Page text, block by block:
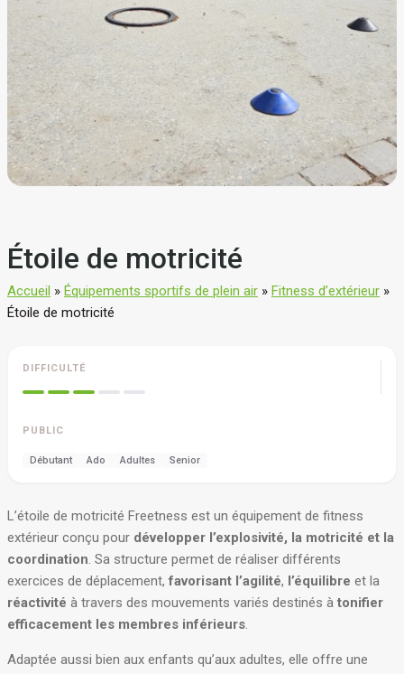
Étoile de motricité
Accueil » Équipements sportifs de plein air » Fitness d’extérieur »
Étoile de motricité
DIFFICULTÉ
PUBLIC
Débutant Ado Adultes Senior
L’étoile de motricité Freetness est un équipement de fitness
extérieur conçu pour développer l’explosivité, la motricité et la
coordination. Sa structure permet de réaliser différents
exercices de déplacement,favorisant l’agilité, l’équilibre et la
réactivité à travers des mouvements variés destinés à tonifier
efficacement les membres inférieurs.
Adaptée aussi bien aux enfants qu’aux adultes, elle offre une